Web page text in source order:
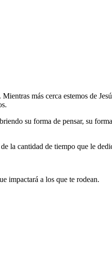
más cerca estemos de
su forma de pensar, su
la cantidad de tiempo que le
impactará a los que te rodean.